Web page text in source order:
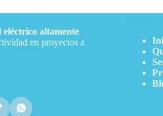
eléctrico altamente
en proyectos a